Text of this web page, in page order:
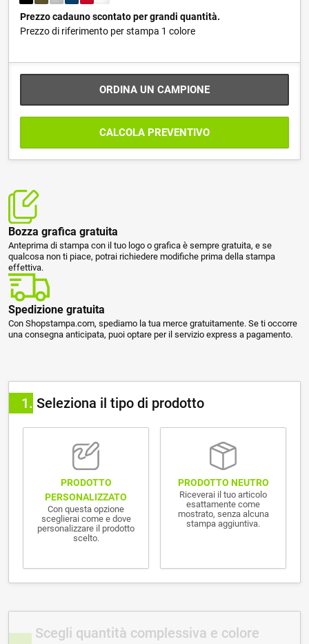
Prezzo cadauno scontato per grandi quantità.
Prezzo di riferimento per stampa 1 colore
ORDINA UN CAMPIONE
CALCOLA PREVENTIVO
Bozza grafica gratuita
Anteprima di stampa con il tuo logo o grafica è sempre gratuita, e se
qualcosa non ti piace, potrai richiedere modifiche prima della stampa
effettiva.
Spedizione gratuita
Con Shopstampa.com, spediamo la tua merce gratuitamente. Se ti occorre
una consegna anticipata, puoi optare per il servizio express a pagamento.
1 Seleziona il tipo di prodotto
PRODOTTO
PERSONALIZZATO
Con questa opzione
sceglierai come e dove
personalizzare il prodotto
scelto.
PRODOTTO NEUTRO
Riceverai il tuo articolo
esattamente come
mostrato, senza alcuna
stampa aggiuntiva.
Scegli quantità complessiva e colore